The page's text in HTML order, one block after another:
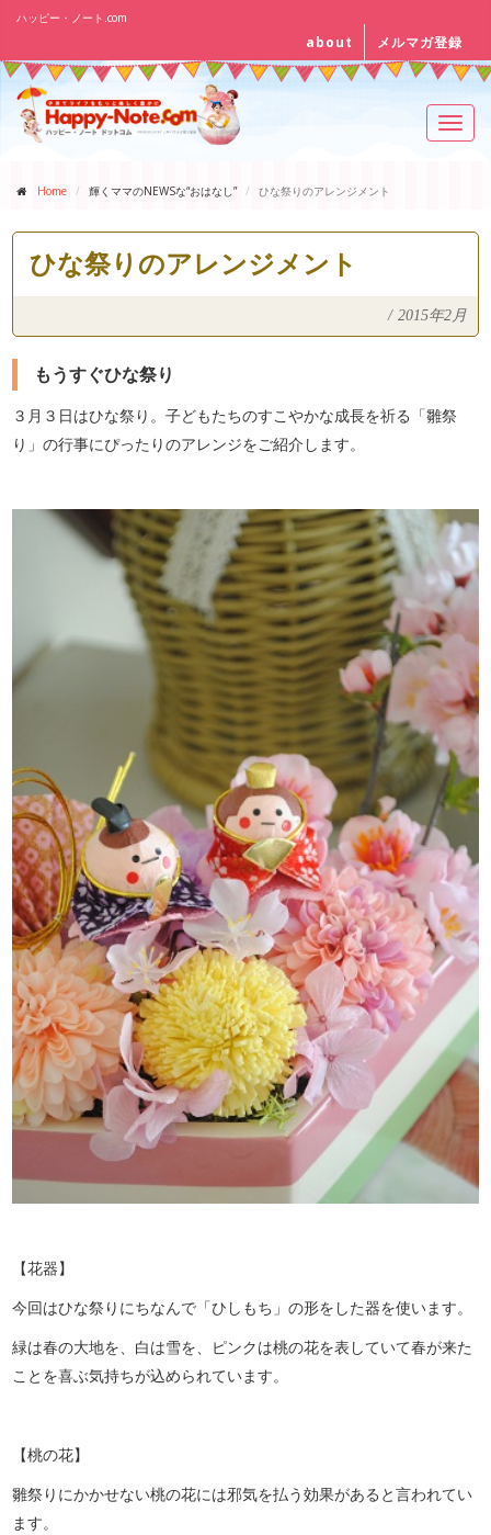
ハッピー・ノート.com
about メルマガ登録
Home 輝くママのNEWSな“おはなし” ひな祭りのアレンジメント
ひな祭りのアレンジメント
/ 2015年2月
もうすぐひな祭り
３月３日はひな祭り。子どもたちのすこやかな成長を祈る「雛祭
り」の行事にぴったりのアレンジをご紹介します。
【花器】
今回はひな祭りにちなんで「ひしもち」の形をした器を使います。
緑は春の大地を、白は雪を、ピンクは桃の花を表していて春が来た
ことを喜ぶ気持ちが込められています。
【桃の花】
雛祭りにかかせない桃の花には邪気を払う効果があると言われてい
ます。